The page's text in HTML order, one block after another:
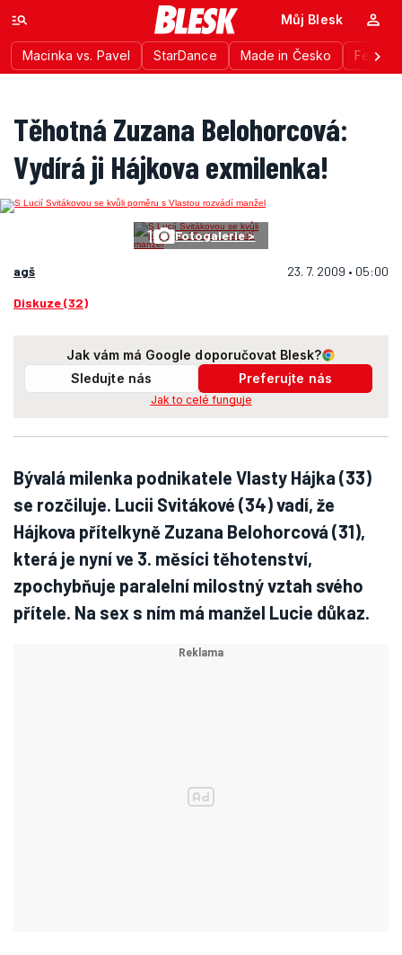
Macinka vs. Pavel StarDance Made in Česko
Můj Blesk
Těhotná Zuzana Belohorcová:
Vydírá ji Hájkova exmilenka!
1 Fotogalerie >
agš 23. 7. 2009 • 05:00
Diskuze (32)
Jak vám má Google doporučovat Blesk?
Sledujte nás
Preferujte nás
Jak to celé funguje
Bývalá milenka podnikatele Vlasty Hájka (33)
se rozčiluje. Lucii Svitákové (34) vadí, že
Hájkova přítelkyně Zuzana Belohorcová (31),
která je nyní ve 3. měsíci těhotenství,
zpochybňuje paralelní milostný vztah svého
přítele. Na sex s ním má manžel Lucie důkaz.